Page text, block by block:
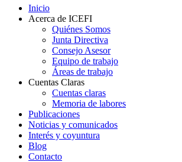
Inicio
Acerca de ICEFI
Quiénes Somos
Junta Directiva
Consejo Asesor
Equipo de trabajo
Áreas de trabajo
Cuentas Claras
Cuentas claras
Memoria de labores
Publicaciones
Noticias y comunicados
Interés y coyuntura
Blog
Contacto